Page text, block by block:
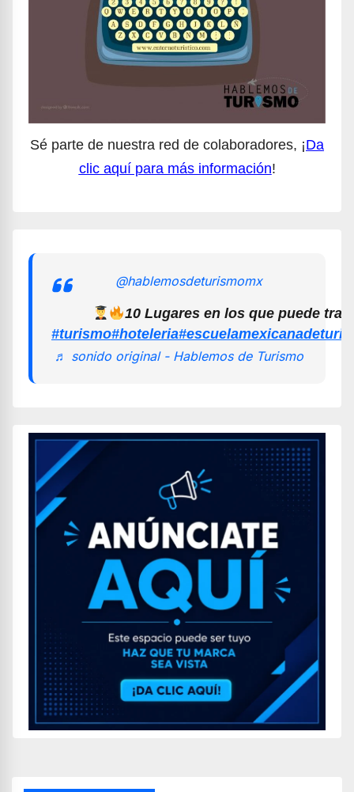
Sé parte de nuestra red de colaboradores, ¡Da
clic aquí para más información!
@hablemosdeturismomx
10 Lugares en los que puede
#turismo#hoteleria
♬ sonido original - Hablemos de Turismo